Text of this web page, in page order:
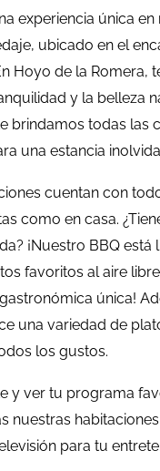
experiencia única en
ubicado en el
Hoyo de la Romera,
y la belleza
brindamos todas las
una estancia
cuentan con
como en casa.
¡Nuestro BBQ está
favoritos al aire
única!
una variedad de
los gustos.
y ver tu programa
nuestras
para tu